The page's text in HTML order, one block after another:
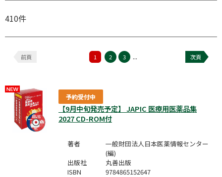
410件
前頁 1 2 3 ... 次頁
予約受付中
【9月中旬発売予定】 JAPIC 医療用医薬品集
2027 CD-ROM付
著者
一般財団法人日本医薬情報センター
(編)
出版社
丸善出版
ISBN
9784865152647